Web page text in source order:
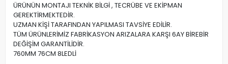
ÜRÜNÜN MONTAJI TEKNİK BİLGİ , TECRÜBE VE EKİPMAN
GEREKTİRMEKTEDİR.
UZMAN KİŞİ TARAFINDAN YAPILMASI TAVSİYE EDİLİR.
TÜM ÜRÜNLERİMİZ FABRİKASYON ARIZALARA KARŞI 6AY BİREBİR
DEĞİŞİM GARANTİLİDİR.
760MM 76CM 8LEDLİ